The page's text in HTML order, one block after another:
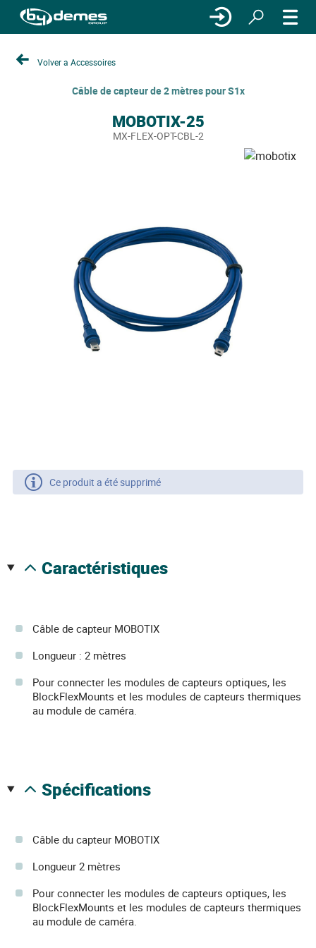
Volver a Accessoires
Câble de capteur de 2 mètres pour S1x
MOBOTIX-25
MX-FLEX-OPT-CBL-2
Ce produit a été supprimé
caractéristiques
Câble de capteur MOBOTIX
Longueur : 2 mètres
Pour connecter les modules de capteurs optiques, les
BlockFlexMounts et les modules de capteurs thermiques
au module de caméra.
spécifications
Câble du capteur MOBOTIX
Longueur 2 mètres
Pour connecter les modules de capteurs optiques, les
BlockFlexMounts et les modules de capteurs thermiques
au module de caméra.